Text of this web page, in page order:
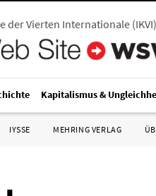
der Vierten Internationale(IKVI)
Kapitalismus &
IYSSE MEHRING VERLAG